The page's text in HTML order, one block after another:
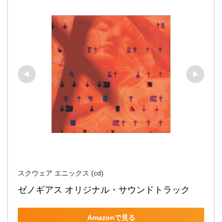
スクウェア エニックス (cd)
ゼノギアス オリジナル・サウンドトラック
Amazonで見る